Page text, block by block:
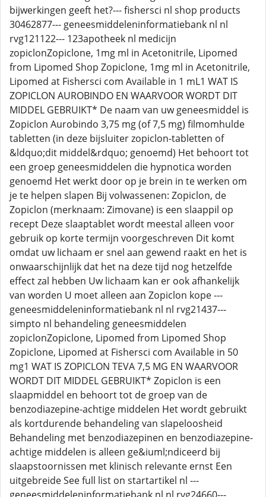
bijwerkingen geeft het?--- fishersci nl shop products
30462877--- geneesmiddeleninformatiebank nl nl
rvg121122--- 123apotheek nl medicijn
zopiclonZopiclone, 1mg ml in Acetonitrile, Lipomed
from Lipomed Shop Zopiclone, 1mg ml in Acetonitrile,
Lipomed at Fishersci com Available in 1 mL1 WAT IS
ZOPICLON AUROBINDO EN WAARVOOR WORDT DIT
MIDDEL GEBRUIKT* De naam van uw geneesmiddel is
Zopiclon Aurobindo 3,75 mg (of 7,5 mg) filmomhulde
tabletten (in deze bijsluiter zopiclon-tabletten of
&ldquo;dit middel&rdquo; genoemd) Het behoort tot
een groep geneesmiddelen die hypnotica worden
genoemd Het werkt door op je brein in te werken om
je te helpen slapen Bij volwassenen: Zopiclon, de
Zopiclon (merknaam: Zimovane) is een slaappil op
recept Deze slaaptablet wordt meestal alleen voor
gebruik op korte termijn voorgeschreven Dit komt
omdat uw lichaam er snel aan gewend raakt en het is
onwaarschijnlijk dat het na deze tijd nog hetzelfde
effect zal hebben Uw lichaam kan er ook afhankelijk
van worden U moet alleen aan Zopiclon kope ---
geneesmiddeleninformatiebank nl nl rvg21437---
simpto nl behandeling geneesmiddelen
zopiclonZopiclone, Lipomed from Lipomed Shop
Zopiclone, Lipomed at Fishersci com Available in 50
mg1 WAT IS ZOPICLON TEVA 7,5 MG EN WAARVOOR
WORDT DIT MIDDEL GEBRUIKT* Zopiclon is een
slaapmiddel en behoort tot de groep van de
benzodiazepine-achtige middelen Het wordt gebruikt
als kortdurende behandeling van slapeloosheid
Behandeling met benzodiazepinen en benzodiazepine-
achtige middelen is alleen ge&iuml;ndiceerd bij
slaapstoornissen met klinisch relevante ernst Een
uitgebreide See full list on startartikel nl ---